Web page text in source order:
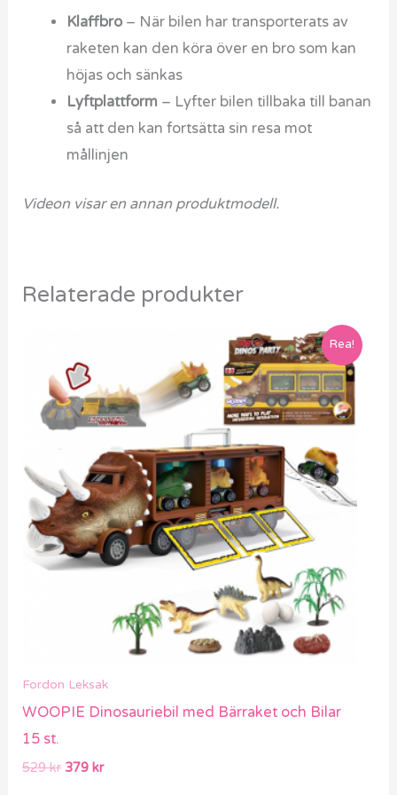
Klaffbro– När bilen har transporterats av
raketen kan den köra över en bro som kan
höjas och sänkas
Lyftplattform – Lyfter bilen tillbaka till banan
så att den kan fortsätta sin resa mot
mållinjen
Videon visar en annan produktmodell.
Relaterade produkter
Rea!
Fordon Leksak
WOOPIE Dinosauriebil med Bärraket och Bilar
15 st.
529kr
priset
var:
529 kr.
379kr
är:
379 kr.